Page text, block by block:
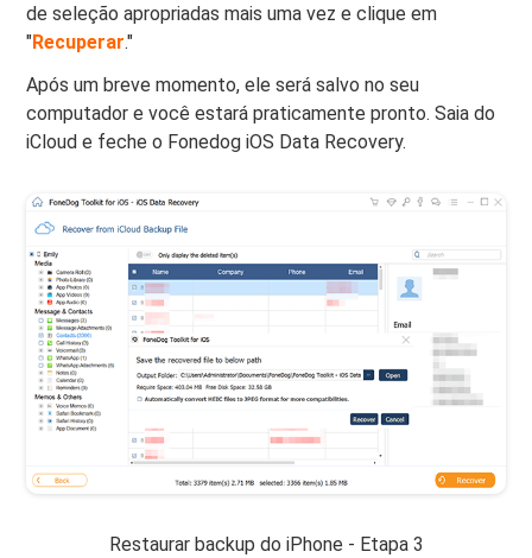
de seleção apropriadas mais uma vez e clique em
"Recuperar."
Após um breve momento, ele será salvo no seu
computador e você estará praticamente pronto. Saia do
iCloud e feche o Fonedog iOS Data Recovery.
Restaurar backup do iPhone - Etapa 3